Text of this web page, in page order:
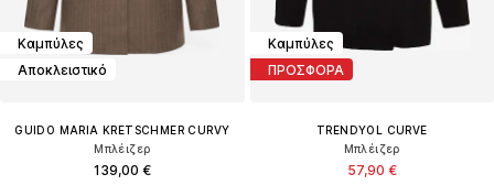
Καμπύλες
Αποκλειστικό
GUIDO MARIA KRETSCHMER CURVY
Μπλέιζερ
139,00 €
Καμπύλες
ΠΡΟΣΦΟΡΑ
TRENDYOL CURVE
Μπλέιζερ
57,90 €